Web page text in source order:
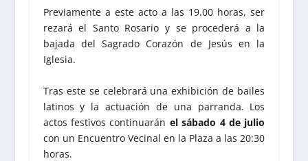
Previamente a este acto a las 19.00 horas, ser
rezará el Santo Rosario y se procederá a la
bajada del Sagrado Corazón de Jesús en la
Iglesia.
Tras este se celebrará una exhibición de bailes
latinos y la actuación de una parranda. Los
actos festivos continuarán el sábado 4 de julio
con un Encuentro Vecinal en la Plaza a las 20:30
horas.